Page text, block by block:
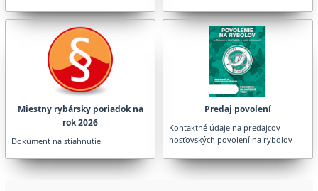
Miestny rybársky poriadok na
rok 2026
Dokument na stiahnutie
Predaj povolení
Kontaktné údaje na predajcov
hosťovských povolení na rybolov